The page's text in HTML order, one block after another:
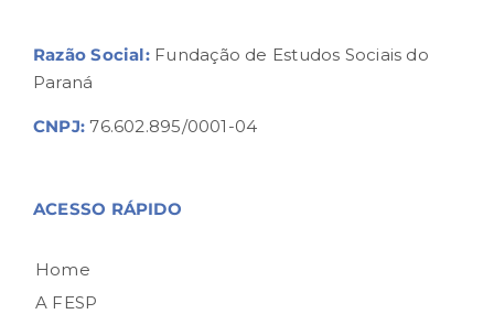
Razão Social:Fundação de Estudos Sociais do
Paraná
CNPJ: 76.602.895/0001-04
ACESSO RÁPIDO
Home
A FESP